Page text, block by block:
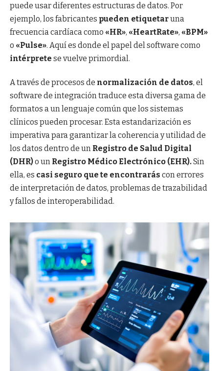
puede usar diferentes estructuras de datos. Por
ejemplo, los fabricantes pueden etiquetaruna
frecuencia cardíaca como «HR», «HeartRate», «BPM»
o «Pulse». Aquí es donde el papel del software como
intérprete se vuelve primordial.
A través de procesos de normalización de datos, el
software de integración traduce esta diversa gama de
formatos a un lenguaje común que los sistemas
clínicos pueden procesar. Esta estandarización es
imperativa para garantizar la coherencia y utilidad de
los datos dentro de un Registro de Salud Digital
(DHR)o un Registro Médico Electrónico (EHR).Sin
ella, es casi seguro que te encontrarás con errores
de interpretación de datos, problemas de trazabilidad
y fallos de interoperabilidad.